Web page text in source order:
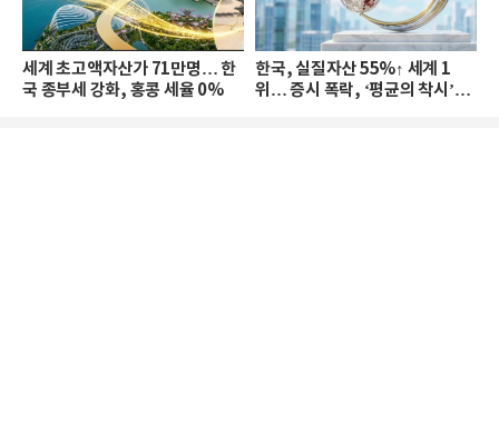
세계 초고액자산가 71만명… 한
국 종부세 강화, 홍콩 세율 0%
한국, 실질자산 55%↑ 세계 1
위… 증시 폭락, ‘평균의 착시’와